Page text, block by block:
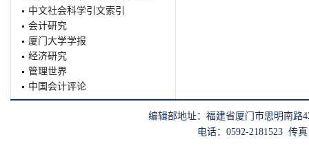
中文社会科学引文索引
会计研究
厦门大学学报
经济研究
管理世界
中国会计评论
编辑部地址：福建省厦门市思明南路
电话：0592-2181523 传